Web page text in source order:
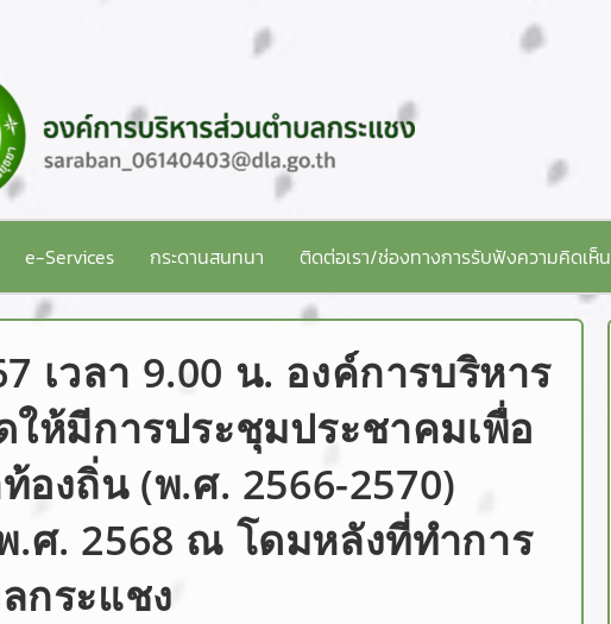
e-Services กระดานสนทนา ติดต่อเรา/ช่องทางการรับฟังความคิดเห็น
เวลา 9.00 น. องค์การบริหาร
ห้มีการประชุมประชาคมเพื่อ
งถิ่น (พ.ศ. 2566-2570)
.ศ. 2568 ณ โดมหลังที่ทำการ
กระแชง